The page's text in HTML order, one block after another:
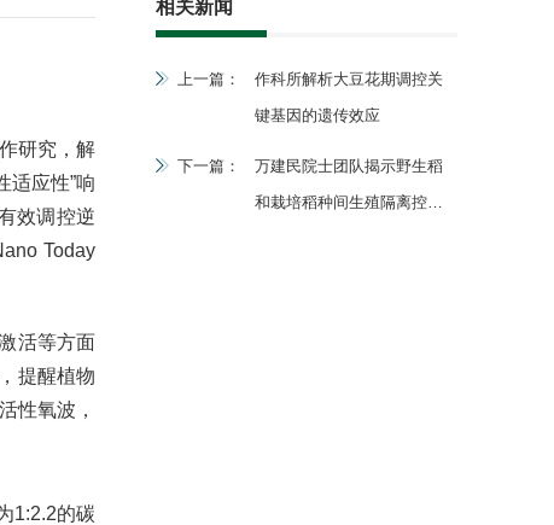
研究，解
适应性”响
效调控逆
Today
活等方面
提醒植物
性氧波，
1:2.2的碳
相关新闻
上一篇：
作科所解析大豆花期调控关
键基因的遗传效应
下一篇：
万建民院士团队揭示野生稻
和栽培稻种间生殖隔离控制